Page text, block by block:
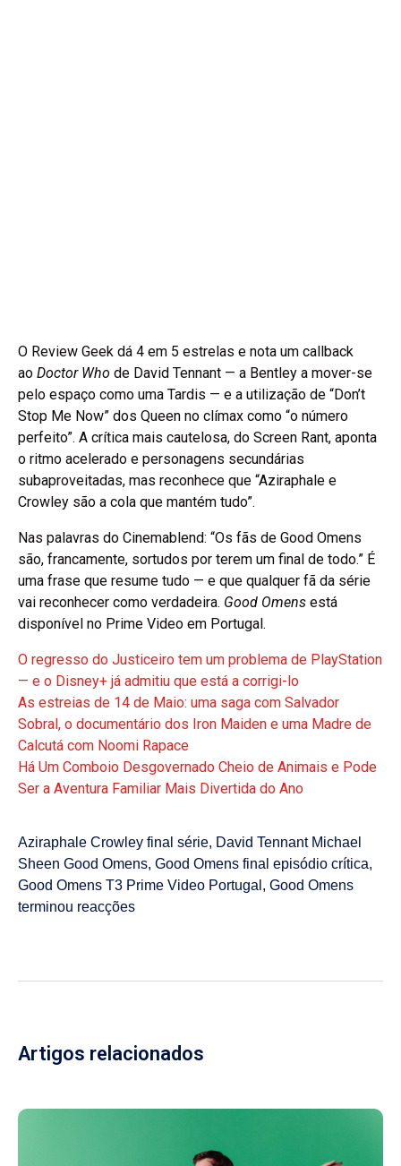
O Review Geek dá 4 em 5 estrelas e nota um callback
ao Doctor Who de David Tennant — a Bentley a mover-se
pelo espaço como uma Tardis — e a utilização de “Don’t
Stop Me Now” dos Queen no clímax como “o número
perfeito”. A crítica mais cautelosa, do Screen Rant, aponta
o ritmo acelerado e personagens secundárias
subaproveitadas, mas reconhece que “Aziraphale e
Crowley são a cola que mantém tudo”.
Nas palavras do Cinemablend: “Os fãs de Good Omens
são, francamente, sortudos por terem um final de todo.” É
uma frase que resume tudo — e que qualquer fã da série
vai reconhecer como verdadeira. Good Omens está
disponível no Prime Video em Portugal.
O regresso do Justiceiro tem um problema de PlayStation
— e o Disney+ já admitiu que está a corrigi-lo
As estreias de 14 de Maio: uma saga com Salvador
Sobral, o documentário dos Iron Maiden e uma Madre de
Calcutá com Noomi Rapace
Há Um Comboio Desgovernado Cheio de Animais e Pode
Ser a Aventura Familiar Mais Divertida do Ano
Aziraphale Crowley final série, David Tennant Michael
Sheen Good Omens, Good Omens final episódio crítica,
Good Omens T3 Prime Video Portugal , Good Omens
terminou reacções
Artigos relacionados